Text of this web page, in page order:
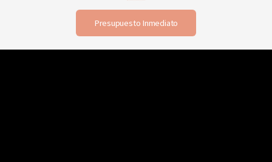
Presupuesto Inmediato